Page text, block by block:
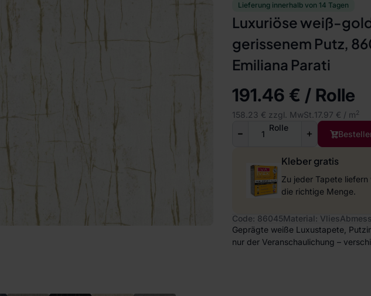
Lieferung innerhalb von 14 Tagen
Luxuriöse weiß-
gerissenem Putz,
Emiliana Parati
191.46 € / Rolle
158.23 € zzgl. MwSt. 17.97 € / m2
Rolle
Kleber gratis
Zu jeder Tapete
die richtige Menge.
Code: 86045Material: Vlies
Geprägte weiße Luxustapete,
nur der Veranschaulichung –